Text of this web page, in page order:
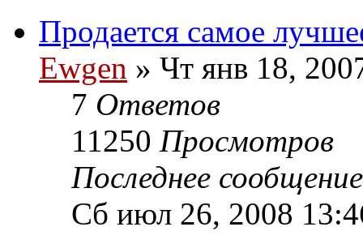
Продается самое
Ewgen » Чт янв 18,
7 Ответов
11250 Просмотров
Последнее
Сб июл 26, 2008